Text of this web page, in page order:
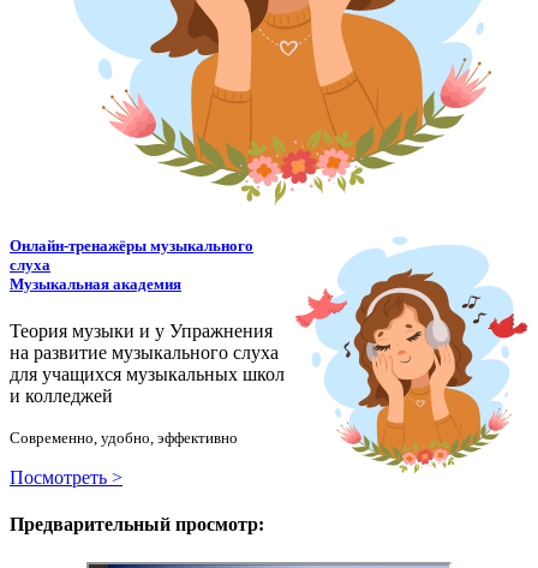
Онлайн-тренажёры музыкального
слуха
Музыкальная академия
Теория музыки и у Упражнения
на развитие музыкального слуха
для учащихся музыкальных школ
и колледжей
Современно, удобно, эффективно
Посмотреть >
Предварительный просмотр: